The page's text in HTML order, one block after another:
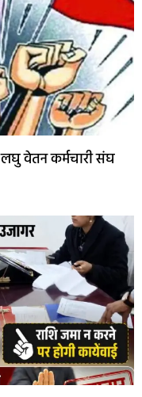
लघु वेतन कर्मचारी संघ